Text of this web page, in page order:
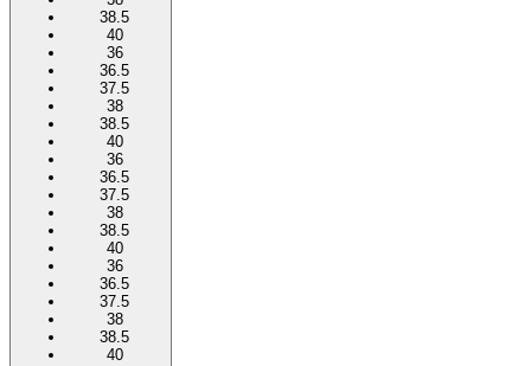
38.5
40
36
36.5
37.5
38
38.5
40
36
36.5
37.5
38
38.5
40
36
36.5
37.5
38
38.5
40